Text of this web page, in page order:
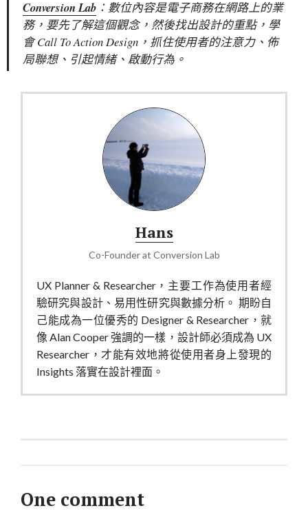
Conversion Lab ：數位內容是電子商務在網路上的業
務，要先了解這個觀念，然後找出設計的重點，學
會 Call To Action Design，抓住使用者的注意力、佈
局聯想、引起情緒、啟動行為。
Hans
Co-Founder at Conversion Lab
UX Planner & Researcher，主要工作為使用者經
驗研究與設計、易用性研究與數據分析。 期盼自
己能成為一位優秀的 Designer & Researcher，就
像 Alan Cooper 強調的一樣，設計師必須成為 UX
Researcher，才能有效地將從使用者身上發現的
Insights 落實在設計裡面。
One comment